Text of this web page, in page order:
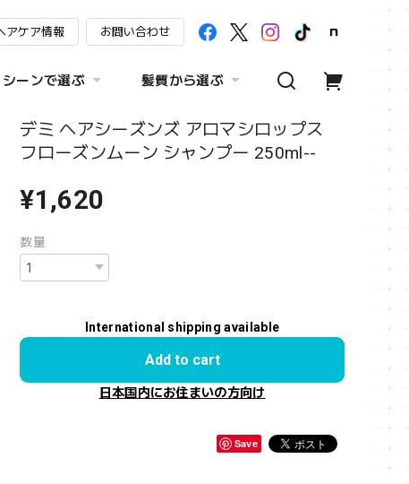
アケア情報 お問い合わせ
シーンで選ぶ 髪質から選ぶ
デミ ヘアシーズンズ アロマシロップス
フローズンムーン シャンプー 250ml--
¥1,620
数量
International shipping available
Add to cart
日本国内にお住まいの方向け
Save